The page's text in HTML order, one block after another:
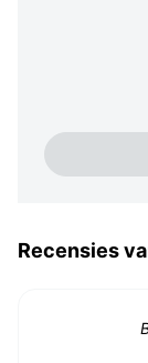
Recensies